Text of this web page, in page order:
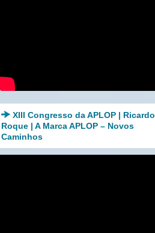
XIII Congresso da APLOP | Ricardo
Roque | A Marca APLOP – Novos
Caminhos